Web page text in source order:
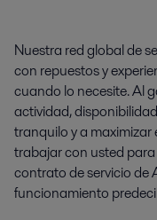
Nuestra red global de
con repuestos y
cuando lo necesite. Al
actividad,
tranquilo y a maximizar
trabajar con usted
contrato de servicio de
funcionamiento